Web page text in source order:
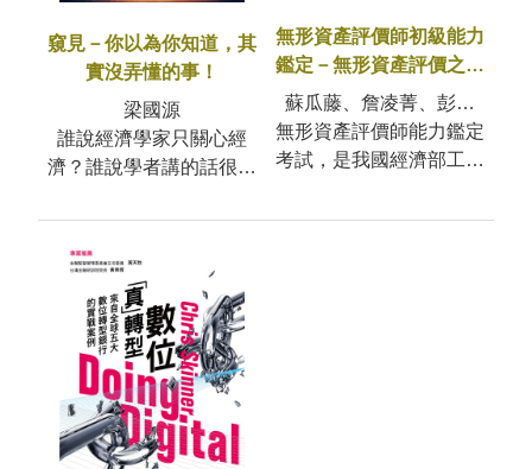
窺見－你以為你知道，其
實沒弄懂的事！
梁國源
誰說經濟學家只關心經
濟？誰說學者講的話很難
知道，其實沒弄懂的
事！》這本書裡，梁
無形資產評價師初級能力
鑑定－無形資產評價之基
礎知識(2022年版)
蘇瓜藤、詹凌菁、彭火
樹、高銘淞、宋皇志
無形資產評價師能力鑑定
考試，是我國經濟部工業
產業創新條例而辦理，並